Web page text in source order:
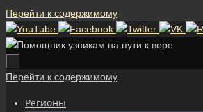
Перейти к содержимому
Перейти к содержимому
Регионы